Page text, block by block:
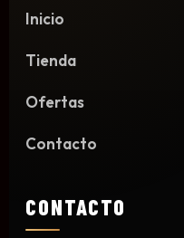
Limpieza y Desinfección
Blowers
Otros
Monómeros
Inicio
Tienda
Ofertas
Contacto
CONTACTO